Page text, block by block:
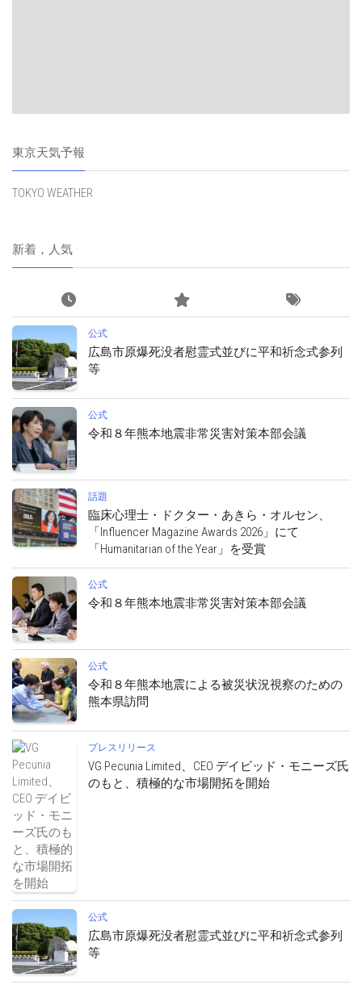
東京天気予報
TOKYO WEATHER
新着，人気
公式
広島市原爆死没者慰霊式並びに平和祈念式参列
等
公式
令和８年熊本地震非常災害対策本部会議
話題
臨床心理士・ドクター・あきら・オルセン、
「Influencer Magazine Awards 2026」にて
「Humanitarian of the Year」を受賞
公式
令和８年熊本地震非常災害対策本部会議
公式
令和８年熊本地震による被災状況視察のための
熊本県訪問
プレスリリース
VG Pecunia Limited、CEO デイビッド・モニーズ氏
のもと、積極的な市場開拓を開始
公式
広島市原爆死没者慰霊式並びに平和祈念式参列
等